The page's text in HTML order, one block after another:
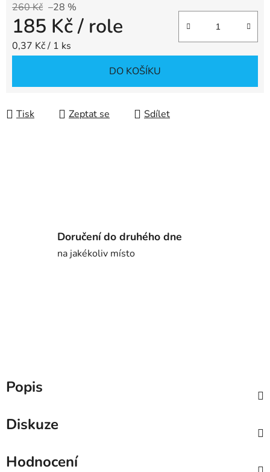
260 Kč –28 %
185 Kč/ role
Měrná cena:
0,37 Kč / 1 ks
DO KOŠÍKU
Tisk Zeptat se Sdílet
Doručení do druhého dne
na jakékoliv místo
Popis
Diskuze
Hodnocení